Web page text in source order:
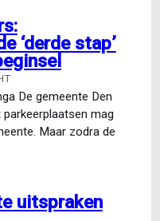
‘derde stap’
De gemeente Den
mag
Maar zodra de
uitspraken